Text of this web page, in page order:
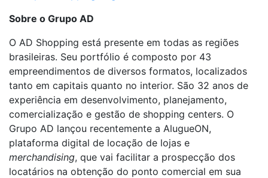
Sobre o Grupo AD
O AD Shopping está presente em todas as regiões
brasileiras. Seu portfólio é composto por 43
empreendimentos de diversos formatos, localizados
tanto em capitais quanto no interior. São 32 anos de
experiência em desenvolvimento, planejamento,
comercialização e gestão de shopping centers. O
Grupo AD lançou recentemente a AlugueON,
plataforma digital de locação de lojas e
merchandising, que vai facilitar a prospecção dos
locatários na obtenção do ponto comercial em sua